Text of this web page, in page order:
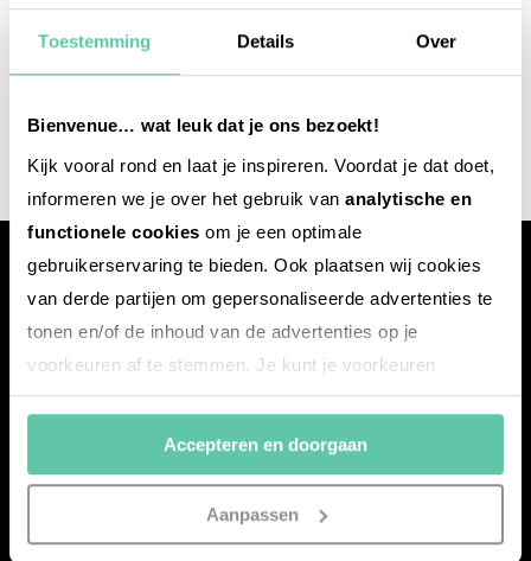
Toestemming Details Over
Bienvenue… wat leuk dat je ons bezoekt!
Kijk vooral rond en laat je inspireren. Voordat je dat doet,
informeren we je over het gebruik van analytische en
functionele cookies om je een optimale
gebruikerservaring te bieden. Ook plaatsen wij cookies
van derde partijen om gepersonaliseerde advertenties te
tonen en/of de inhoud van de advertenties op je
voorkeuren af te stemmen. Je kunt je voorkeuren
beheren via ‘Zelf instellen’. Klik je op ‘Accepteren en
Accepteren en doorgaan
Aanpassen
Mit demfrankreich-webazine.demöchten wir euch eine
Plattform voller Inspirationen bieten – mit News,
Reisereportagen, den besten Übernachtungsadressen
sowie Insider-Tipps aus Frankreich.